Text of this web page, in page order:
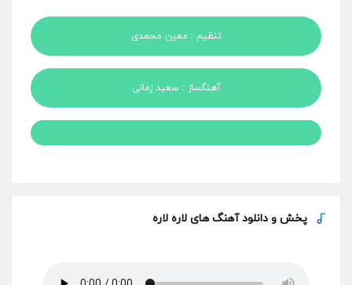
تنظیم : معین محمدی
آهنگساز : سعید زمانی
پخش و دانلود آهنگ های لاره لاره